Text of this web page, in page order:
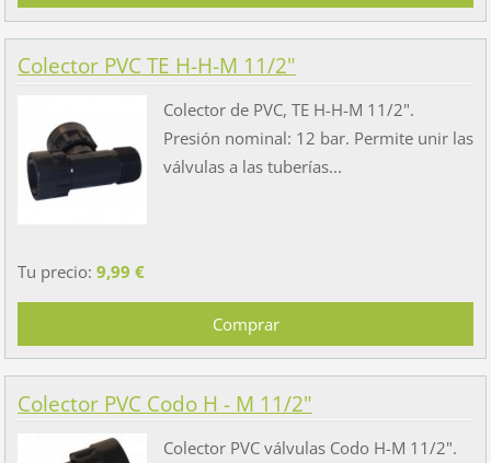
Colector PVC TE H-H-M 11/2"
Colector de PVC, TE H-H-M 11/2".
Presión nominal: 12 bar. Permite unir las
válvulas a las tuberías...
Tu precio: 9,99 €
Colector PVC Codo H - M 11/2"
Colector PVC válvulas Codo H-M 11/2".